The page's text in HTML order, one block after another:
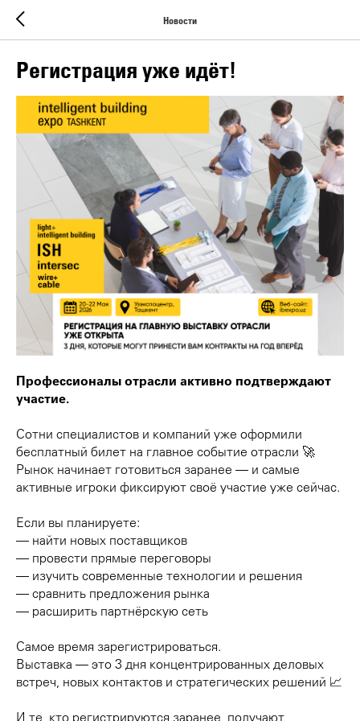
Новости
Регистрация уже идёт!
Профессионалы отрасли активно подтверждают
участие.
Сотни специалистов и компаний уже оформили
бесплатный билет на главное событие отрасли 🚀
Рынок начинает готовиться заранее — и самые
активные игроки фиксируют своё участие уже сейчас.
Если вы планируете:
— найти новых поставщиков
— провести прямые переговоры
— изучить современные технологии и решения
— сравнить предложения рынка
— расширить партнёрскую сеть
Самое время зарегистрироваться.
Выставка — это 3 дня концентрированных деловых
встреч, новых контактов и стратегических решений 📈
И те, кто регистрируются заранее, получают